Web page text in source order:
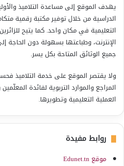
يهدف الموقع إلى مساعدة التلاميذ
الدراسية من خلال توفير مكتبة رقمية
التعليمية في مكان واحد. كما يتيح
الإنترنت، وطباعتها بسهولة دون الحاجة
جميع الوثائق المتاحة بكل يسر.
ولا يقتصر الموقع على خدمة التلاميذ
المراجع والموارد التربوية لفائدة
العملية التعليمية وتطويرها.
روابط مفيدة
موقع Edunet.tn